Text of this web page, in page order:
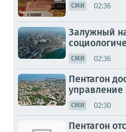
СМИ 02:36
Залужный
СМИ 02:36
Пентагон
СМИ 02:30
Пентагон